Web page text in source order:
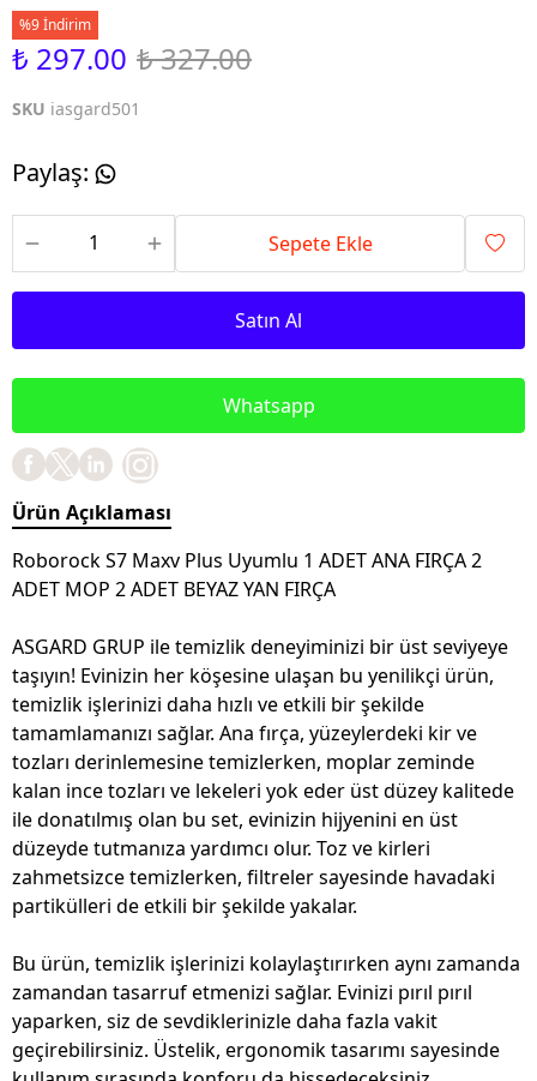
%9 İndirim
₺ 297.00 ₺ 327.00
SKU iasgard501
Paylaş:
Sepete Ekle
Satın Al
Whatsapp
Ürün Açıklaması
Roborock S7 Maxv Plus Uyumlu 1 ADET ANA FIRÇA 2
ADET MOP 2 ADET BEYAZ YAN FIRÇA
ASGARD GRUP ile temizlik deneyiminizi bir üst seviyeye
taşıyın! Evinizin her köşesine ulaşan bu yenilikçi ürün,
temizlik işlerinizi daha hızlı ve etkili bir şekilde
tamamlamanızı sağlar. Ana fırça, yüzeylerdeki kir ve
tozları derinlemesine temizlerken, moplar zeminde
kalan ince tozları ve lekeleri yok eder üst düzey kalitede
ile donatılmış olan bu set, evinizin hijyenini en üst
düzeyde tutmanıza yardımcı olur. Toz ve kirleri
zahmetsizce temizlerken, filtreler sayesinde havadaki
partikülleri de etkili bir şekilde yakalar.
Bu ürün, temizlik işlerinizi kolaylaştırırken aynı zamanda
zamandan tasarruf etmenizi sağlar. Evinizi pırıl pırıl
yaparken, siz de sevdiklerinizle daha fazla vakit
geçirebilirsiniz. Üstelik, ergonomik tasarımı sayesinde